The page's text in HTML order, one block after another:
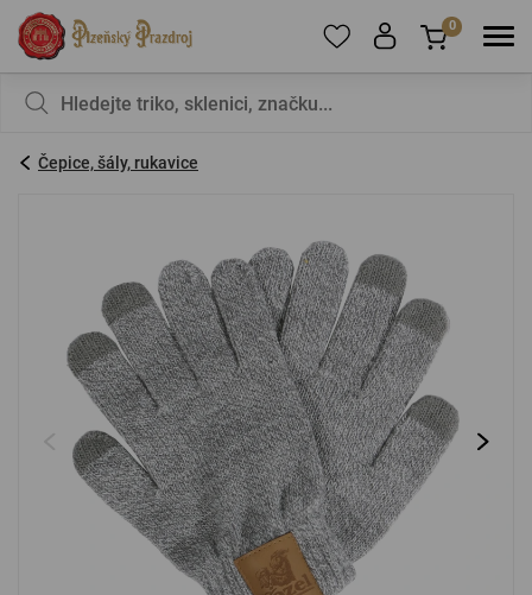
registrujte
Heslo: *
PŘIHLÁSIT SE
Zapomenuté heslo Nová registrace
PŘIHLÁSIT PŘES FACEBOOK
0
Čepice, šály, rukavice